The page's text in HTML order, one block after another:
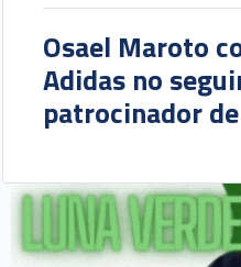
Osael Maroto
Adidas no
patrocinador